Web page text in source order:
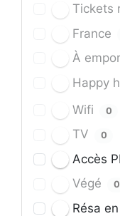
Tickets
France
À
Happy
Wifi 0
TV 0
Accès
Végé 0
Résa